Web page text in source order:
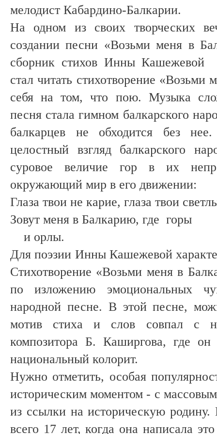
мелодист Кабардино-Балкарии.
На одном из своих творческих
создании песни «Возьми меня в
сборник стихов Инны Кашежевой
стал читать стихотворение
себя на том, что пою. Музыка
песня стала гимном балкарского
балкарцев не обходится без
целостный взгляд балкарского
суровое величие гор в их
окружающий мир в его движении:
Глаза твои не карие, глаза твои
Зовут меня в Балкарию, где горы
и орлы.
Для поэзии Инны Кашежевой
Стихотворение «Возьми меня в
по изложению эмоциональных
народной песне. В этой песне,
мотив стиха и слов совпал с
композитора Б. Каширгова, где
национальный колорит.
Нужно отметить, особая
историческим моментом - с
из ссылки на историческую
всего 17 лет, когда она написала